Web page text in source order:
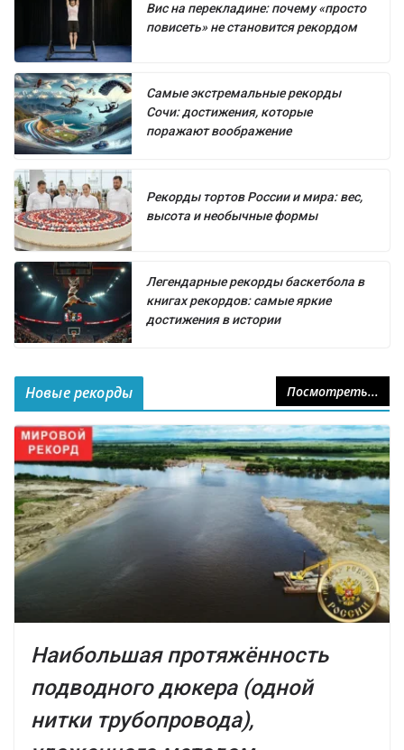
Вис на перекладине: почему «просто
повисеть» не становится рекордом
Самые экстремальные рекорды
Сочи: достижения, которые
поражают воображение
Рекорды тортов России и мира: вес,
высота и необычные формы
Легендарные рекорды баскетбола в
книгах рекордов: самые яркие
достижения в истории
Новые рекорды Посмотреть...
Наибольшая протяжённость
подводного дюкера (одной
нитки трубопровода),